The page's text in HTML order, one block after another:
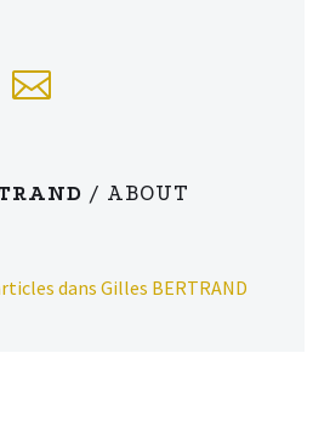
/ ABOUT
dans Gilles BERTRAND